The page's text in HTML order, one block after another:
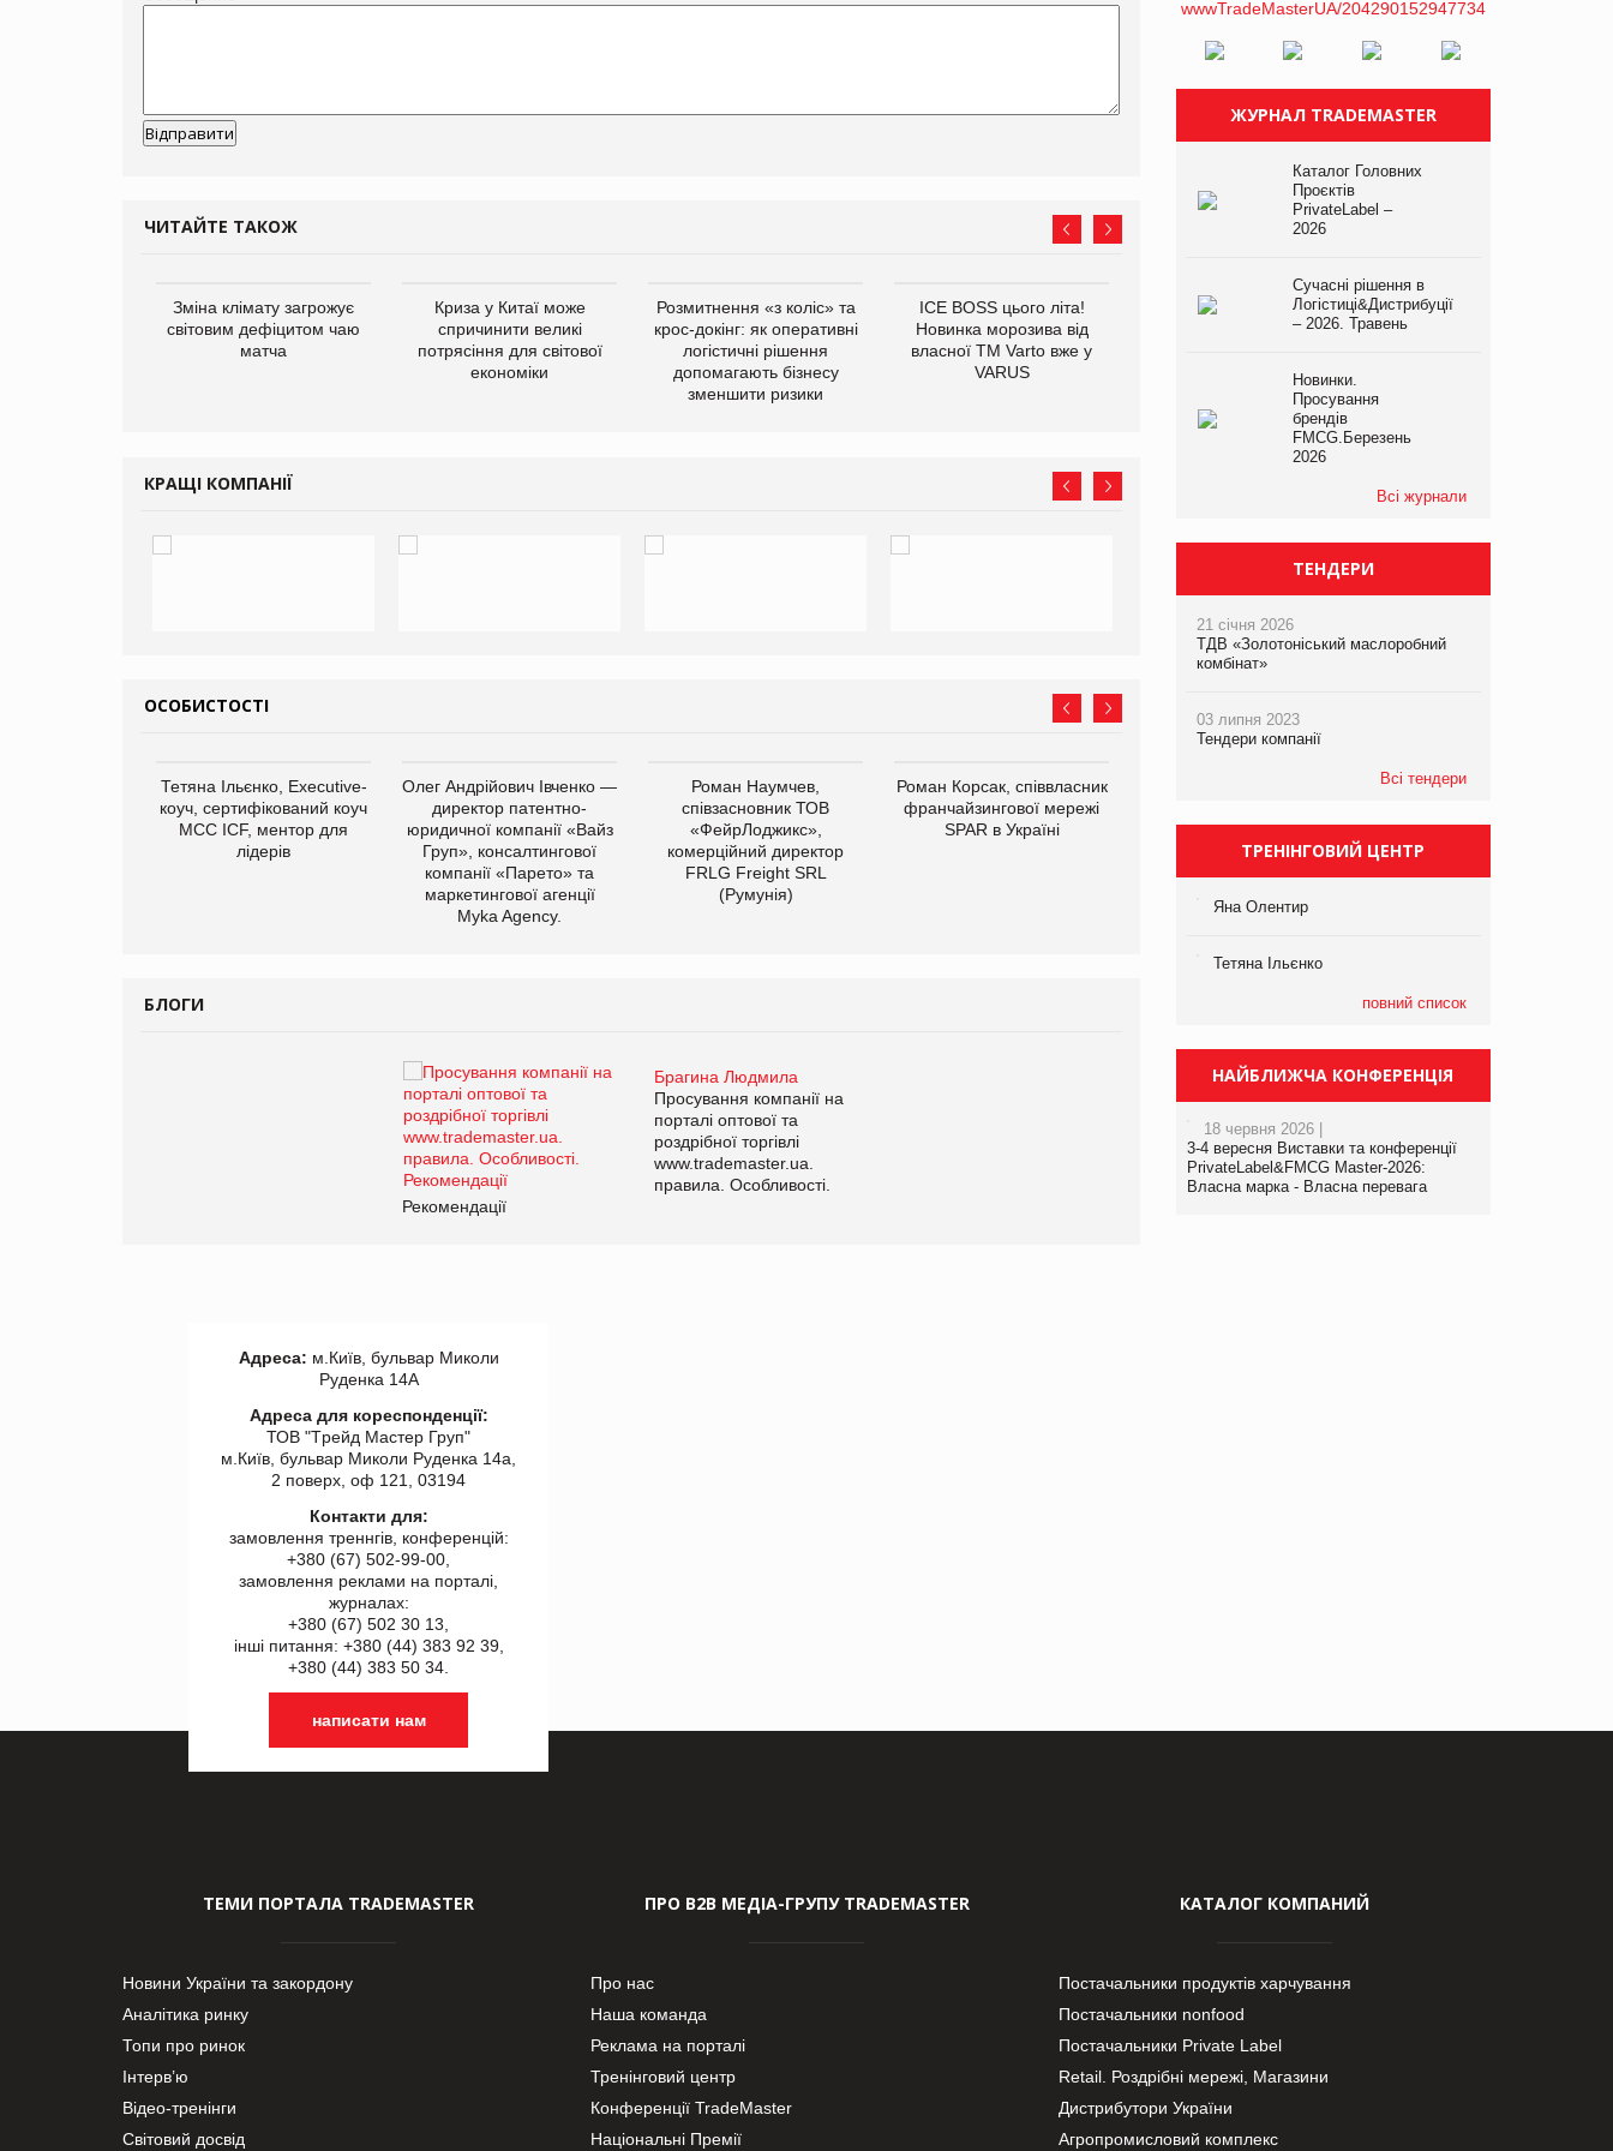
ЧИТАЙТЕ ТАКОЖ
Зміна клімату загрожує
світовим дефіцитом чаю
матча
Криза у Китаї може
спричинити великі
потрясіння для світової
економіки
Розмитнення «з коліс» та
крос-докінг: як оперативні
логістичні рішення
допомагають бізнесу
зменшити ризики
ICE BOSS цього літа!
Новинка морозива від
власної ТМ Varto вже у
VARUS
EVA.UA запустила
кампанію «Хто б знав» про
не очікують побачити на
Kraft Heinz скоротила
збиток у першому півріччі
КРАЩІ КОМПАНІЇ
ОСОБИСТОСТІ
Тетяна Ільєнко, Executive-
коуч, сертифікований коуч
МСС ICF, ментор для
лідерів
Олег Андрійович Івченко —
директор патентно-
юридичної компанії «Вайз
Груп», консалтингової
компанії «Парето» та
маркетингової агенції
Myka Agency.
Роман Наумчев,
співзасновник ТОВ
«ФейрЛоджикс»,
комерційний директор
FRLG Freight SRL
(Румунія)
Роман Корсак, співвласник
франчайзингової мережі
SPAR в Україні
департаменту з
виробництва
Яна Сараніна, директор
БЛОГИ
Брагина Людмила
Просування компанії на
порталі оптової та
роздрібної торгівлі
www.trademaster.ua.
правила. Особливості.
Рекомендації
Брагина Людмила
Просування компанії на
порталі оптової та
роздрібної торгівлі
www.trademaster.ua.
правила. Особливості.
ЖУРНАЛ TRADEMASTER
Каталог Головних
Проєктів
PrivateLabel –
2026
Сучасні рішення в
Логістиці&Дистрибуції
– 2026. Травень
Новинки.
Просування
брендів
FMCG.Березень
2026
Всі журнали
ТЕНДЕРИ
21 січня 2026
ТДВ «Золотоніський маслоробний
комбінат»
03 липня 2023
Тендери компанії
Всі тендери
ТРЕНІНГОВИЙ ЦЕНТР
Яна Олентир
Тетяна Ільєнко
повний список
НАЙБЛИЖЧА КОНФЕРЕНЦІЯ
18 червня 2026 |
3-4 вересня Виставки та конференції
PrivateLabel&FMCG Master-2026:
Власна марка - Власна перевага
Адреса: м.Київ, бульвар Миколи
Руденка 14А
Адреса для кореспонденції:
ТОВ "Tрейд Мастер Груп"
м.Київ, бульвар Миколи Руденка 14а,
2 поверх, оф 121, 03194
Контакти для:
замовлення треннгів, конференцій:
+380 (67) 502-99-00,
замовлення реклами на порталі,
журналах:
+380 (67) 502 30 13,
інші питання: +380 (44) 383 92 39,
+380 (44) 383 50 34.
написати нам
ТЕМИ ПОРТАЛА TRADEMASTER
Новини України та закордону
Аналітика ринку
Топи про ринок
Інтерв’ю
Відео-тренінги
Світовий досвід
ПРО В2В МЕДІА-ГРУПУ TRADEMASTER
Про нас
Наша команда
Реклама на порталі
Тренінговий центр
Конференції TradeMaster
Національні Премії
КАТАЛОГ КОМПАНИЙ
Постачальники продуктів харчування
Постачальники nonfood
Постачальники Private Label
Retail. Роздрібні мережі, Магазини
Дистрибутори України
Агропромисловий комплекс